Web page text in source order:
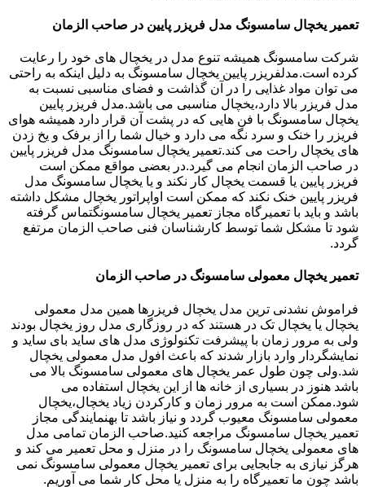
تعمیر یخچال سامسونگ مدل فریزر پایین در صاحب الزمان
شرکت سامسونگ همیشه تنوع مدل در یخچال های خود را رعایت
کرده است.مدلفریزر پایین یخچال سامسونگ به دلیل اینکه به راحتی
می توان مواد غذایی را در آن گذاشت و فضای مناسبی نسبت به
مدل فریزر بالا دارد،یخچال مناسبی می باشد.مدل فریزر پایین
یخچال سامسونگ با فن هایی که در پشت آن قرار دارد همیشه هوای
فریزر را خنک و سرد نگه می دارد و خیال شما را از برفک و یخ زدن
های یخچال راحت می کند.تعمیر یخچال سامسونگ مدل فریزر پایین
در صاحب الزمان انجام می گیرد.در بعضی مواقع ممکن است
فریزر پایین یا قسمت یخچال کار نکند و یا یخچال سامسونگ مدل
فریزر پایین خنک نکند که ممکن است اواپراتور یخچال مشکل داشته
باشد و باید با تعمیرگاه مجاز تعمیر یخچال سامسونگتماس گرفته
شود تا مشکل شما توسط کارشناسان فنی صاحب الزمان مرتفع
گردد.
تعمیر یخچال معمولی سامسونگ در صاحب الزمان
فراموش نشدنی ترین مدل یخچال فریزرها همین مدل معمولی
یخچال یا یخچال تک در هستند که در روزگاری مدل روز یخچال بودند
ولی به مرور زمان با پیشرفت تکنولوژی مدل های ساید بای ساید و
نمایشگردار وارد بازار شدند که باعث افول مدل معمولی یخچال
شد.ولی چون طول عمر یخچال های معمولی سامسونگ بالا می
باشد هنوز در بسیاری از خانه ها از این یخچال استفاده می
شود.ممکن است به مرور زمان و کارکردن زیاد یخچال،یخچال
معمولی سامسونگ معیوب گردد و نیاز باشد تا بهنمایندگی مجاز
تعمیر یخچال سامسونگ مراجعه کنید.صاحب الزمان تمامی مدل
های معمولی یخچال سامسونگ را در منزل و محل تعمیر می کند و
هرگز نیازی به جابجایی برای تعمیر یخچال معمولی سامسونگ نمی
باشد چون ما تعمیرگاه را به منزل یا محل کار شما می آوریم.